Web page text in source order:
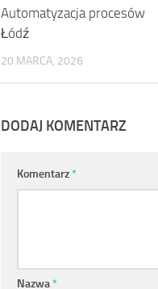
Automatyzacja procesów
Łódź
20 MARCA, 2026
DODAJ KOMENTARZ
Komentarz*
Nazwa*